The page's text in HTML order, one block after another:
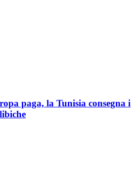
paga, la Tunisia consegna i